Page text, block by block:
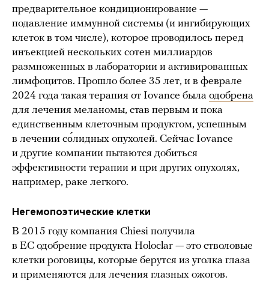
предварительное кондиционирование —
подавление иммунной системы (и ингибирующих
клеток в том числе), которое проводилось перед
инъекцией нескольких сотен миллиардов
размноженных в лаборатории и активированных
лимфоцитов. Прошло более 35 лет, и в феврале
2024 года такая терапия от Iovance была одобрена
для лечения меланомы, став первым и пока
единственным клеточным продуктом, успешным
в лечении со́лидных опухолей. Сейчас Iovance
и другие компании пытаются добиться
эффективности терапии и при других опухолях,
например, раке легкого.
Негемопоэтические клетки
В 2015 году компания Chiesi получила
в ЕС одобрение продукта Holoclar — это стволовые
клетки роговицы, которые берутся из уголка глаза
и применяются для лечения глазных ожогов.